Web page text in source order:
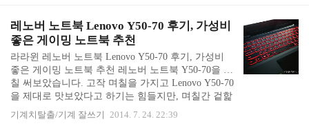
니다. 그런데 보스에도 가볍고 예쁜 헤드폰도 있었습
니다. 보스 사운드트루 온이어 헤드폰 입니다. 좀 더
작고 가벼운 온이어 헤드폰과 귀를 감싸는 어라운드
이어 헤드폰이 있습니다. 색상은 4종류가 있는데 민
트색과 화이트 색상이 인기인 것 같아요. 케이스 뒷
면에 보스 사운드트루 온이어 헤드폰 설명이 간단히
적혀 있습니다. 나중에 읽어보기로 하고 궁금함을 참
지 못하고 ..
레노버 노트북 Lenovo Y50-70 후기, 가성비
좋은 게이밍 노트북 추천
라라윈 레노버 노트북 Lenovo Y50-70 후기, 가성비
좋은 게이밍 노트북 추천 레노버 노트북 Y50-70을 며
칠 써보았습니다. 고작 며칠을 가지고 Lenovo Y50-70
을 제대로 맛보았다고 하기는 힘들지만, 며칠간 겉핥
기만 하고도 사고 싶어지는 가성비 좋은 게이밍 노트
북이었습니다. 저는 그래픽 카드와 CPU 성능이 빵빵
기계치탈출/기계 잘쓰기 2014. 7. 24. 22:39